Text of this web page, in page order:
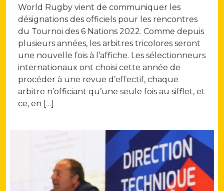
World Rugby vient de communiquer les
désignations des officiels pour les rencontres
du Tournoi des 6 Nations 2022. Comme depuis
plusieurs années, les arbitres tricolores seront
une nouvelle fois à l’affiche. Les sélectionneurs
internationaux ont choisi cette année de
procéder à une revue d’effectif, chaque
arbitre n’officiant qu’une seule fois au sifflet, et
ce, en […]